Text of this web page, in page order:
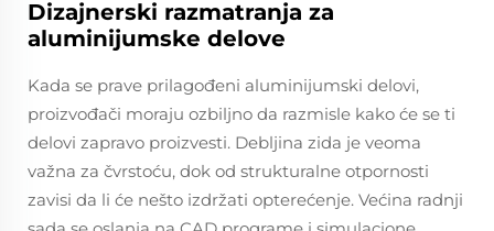
Dizajnerski razmatranja za
aluminijumske delove
Kada se prave prilagođeni aluminijumski delovi,
proizvođači moraju ozbiljno da razmisle kako će se ti
delovi zapravo proizvesti. Debljina zida je veoma
važna za čvrstoću, dok od strukturalne otpornosti
zavisi da li će nešto izdržati opterećenje. Većina radnji